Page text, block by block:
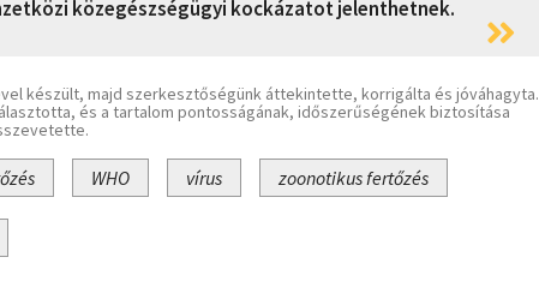
közegészségügyi kockázatot jelenthetnek.
készült, majd szerkesztőségünk áttekintette, korrigálta és jóváhagyta.
és a tartalom pontosságának, időszerűségének biztosítása
WHO vírus zoonotikus fertőzés